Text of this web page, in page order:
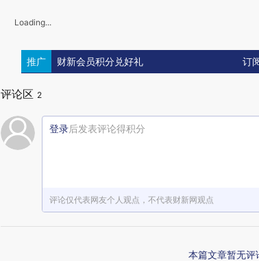
Loading...
推广 财新会员积分兑好礼 订
评论区 2
登录后发表评论得积分
评论仅代表网友个人观点，不代表财新网观点
本篇文章暂无评